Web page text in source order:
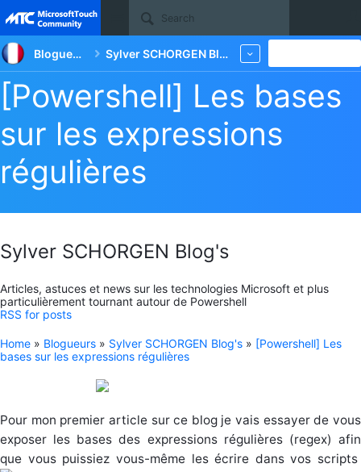
Site
Blogueurs Sylver SCHORGEN Blog's
[Powershell] Les bases
sur les expressions
régulières
Sylver SCHORGEN Blog's
Articles, astuces et news sur les technologies Microsoft et plus
particulièrement tournant autour de Powershell
RSS for posts
Home » Blogueurs » Sylver SCHORGEN Blog's » [Powershell] Les
bases sur les expressions régulières
Pour mon premier article sur ce blog je vais essayer de vous
exposer les bases des expressions régulières (regex) afin
que vous puissiez vous-même les écrire dans vos scripts